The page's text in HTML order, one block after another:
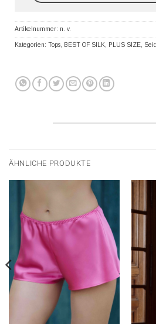
Artikelnummer: n. v.
Kategorien: Tops BEST OF SILK PLUS SIZE
ÄHNLICHE PRODUKTE